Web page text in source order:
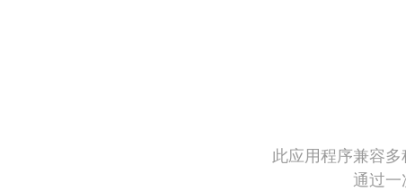
此应用程序兼容
通过一